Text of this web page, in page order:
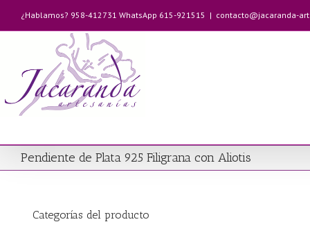
contenido
¿Hablamos? 958-412731 WhatsApp 615-921515 | contacto@jacaranda-
Pendiente de Plata 925 Filigrana con Aliotis
Categorías del producto